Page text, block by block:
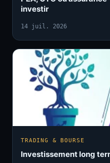
investir
14 juil. 2026
TRADING & BOURSE
Investissement long